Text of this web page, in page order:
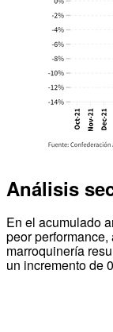
Análisis
En el acumulado
peor
marroquinería
un incremento de